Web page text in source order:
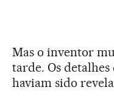
Mas o inventor
tarde. Os detalhes
haviam sido